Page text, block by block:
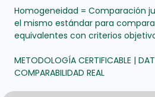
Homogeneidad = Comparación
el mismo estándar para
equivalentes con criterios
METODOLOGÍA CERTIFICABLE |
COMPARABILIDAD REAL